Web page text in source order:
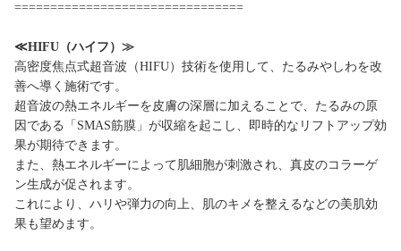
================================
≪HIFU（ハイフ）≫
高密度焦点式超音波（HIFU）技術を使用して、たるみやしわを改
善へ導く施術です。
超音波の熱エネルギーを皮膚の深層に加えることで、たるみの原
因である「SMAS筋膜」が収縮を起こし、即時的なリフトアップ効
果が期待できます。
また、熱エネルギーによって肌細胞が刺激され、真皮のコラーゲ
ン生成が促されます。
これにより、ハリや弾力の向上、肌のキメを整えるなどの美肌効
果も望めます。